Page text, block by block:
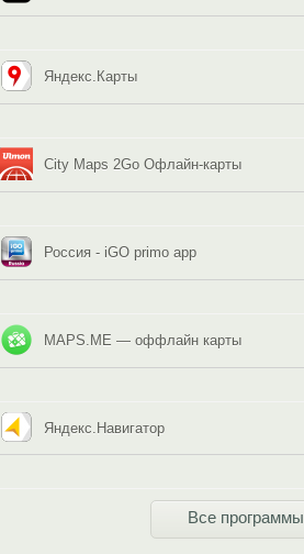
Яндекс.Карты
City Maps 2Go Офлайн-карты
Россия - iGO primo app
MAPS.ME — оффлайн карты
Яндекс.Навигатор
Все программы